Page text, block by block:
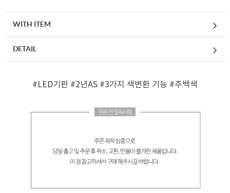
페이코 ID로 페
PAYCO 바로구매
WITH ITEM
DETAIL
#LED기판 #2년AS #3가지 색변환 기능 #주백색